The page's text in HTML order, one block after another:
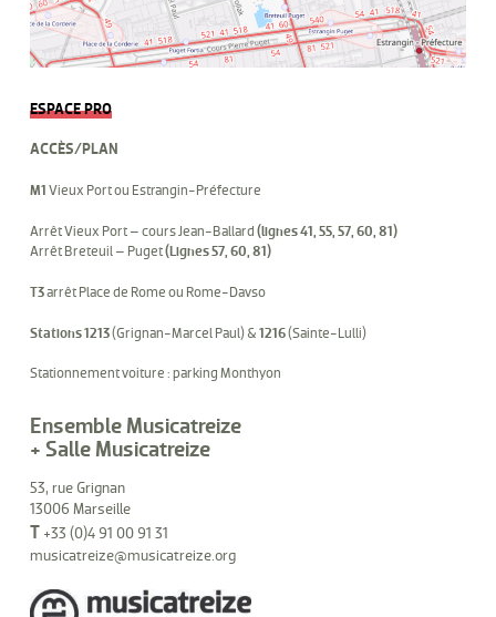
ESPACE PRO
ACCÈS/PLAN
M1 Vieux Port ou Estrangin-Préfecture
Arrêt Vieux Port – cours Jean-Ballard (lignes 41, 55, 57, 60, 81)
Arrêt Breteuil – Puget(Lignes 57, 60, 81)
T3arrêt Place de Rome ou Rome-Davso
Stations 1213(Grignan-Marcel Paul) & 1216(Sainte-Lulli)
Stationnement voiture : parking Monthyon
Ensemble Musicatreize
+ Salle Musicatreize
53, rue Grignan
13006 Marseille
T+33 (0)4 91 00 91 31
musicatreize@musicatreize.org